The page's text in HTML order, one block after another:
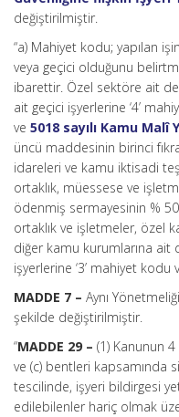
değiştirilmiştir.
“a) Mahiyet kodu; yapılan
veya geçici olduğunu
ibarettir. Özel sektöre ait
ait geçici işyerlerine ‘4’
ve 5018 sayılı Kamu
üncü maddesinin birinci
idareleri ve kamu iktisadi
ortaklık, müessese ve
ödenmiş sermayesinin %
ortaklık ve işletmeler, özel
diğer kamu kurumlarına ait
işyerlerine ‘3’ mahiyet kodu
MADDE 7 – Aynı
şekilde değiştirilmiştir.
“MADDE 29 – (1) Kanunun
ve (c) bentleri kapsamında
tescilinde, işyeri bildirgesi
edilebilenler hariç olmak